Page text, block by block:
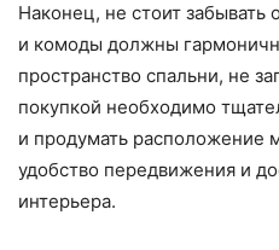
Наконец, не стоит
и комоды должны
пространство спальни, не
покупкой необходимо
и продумать расположение
удобство передвижения и
интерьера.